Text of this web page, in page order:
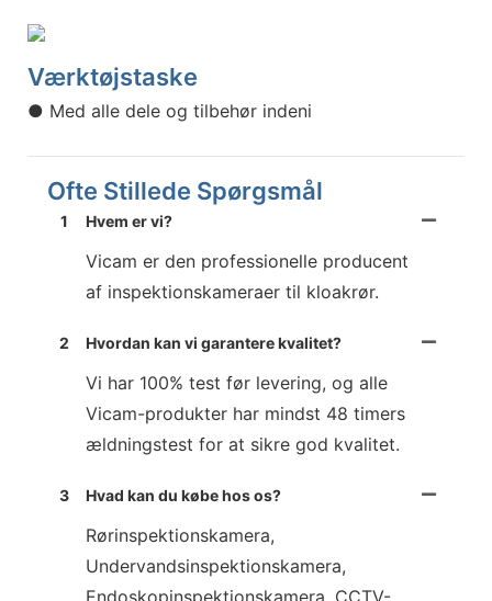
Værktøjstaske
● Med alle dele og tilbehør indeni
Ofte Stillede Spørgsmål
1 Hvem er vi?
Vicam er den professionelle producent
af inspektionskameraer til kloakrør.
2 Hvordan kan vi garantere kvalitet?
Vi har 100% test før levering, og alle
Vicam-produkter har mindst 48 timers
ældningstest for at sikre god kvalitet.
3 Hvad kan du købe hos os?
Rørinspektionskamera,
Undervandsinspektionskamera,
Endoskopinspektionskamera, CCTV-